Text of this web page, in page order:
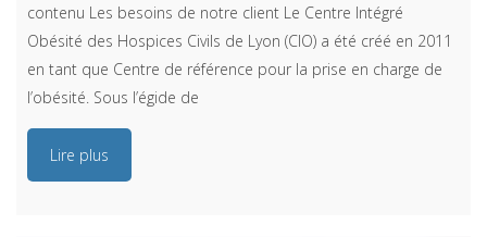
contenu Les besoins de notre client Le Centre Intégré
Obésité des Hospices Civils de Lyon (CIO) a été créé en 2011
en tant que Centre de référence pour la prise en charge de
l’obésité. Sous l’égide de
Lire plus